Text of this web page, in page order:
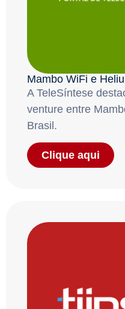
Mambo WiFi e
A TeleSíntese
venture entre
Brasil.
Clique aqui